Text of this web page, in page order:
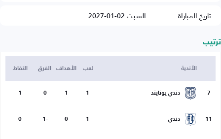
تاريخ المباراة
السبت 02-01-2027
ترتيب
الأندية لعب الأهداف الفرق النقاط
7 دندي يونايتد 1
1
0
1
11 دندي 1
0
-1
0